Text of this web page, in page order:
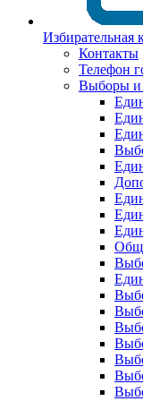
Избирательная
Контакты
Телефон
Выборы и